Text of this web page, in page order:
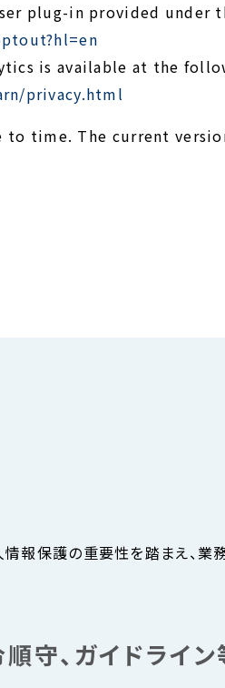
plug-in provided under
is available at the
privacy.html
time. The current
報保護の重要性を踏まえ、業
守、ガイドライ